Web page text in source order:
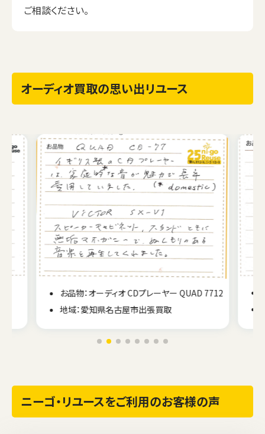
ご相談ください。
オーディオ買取の思い出リユース
お品物：オーディオ CDプレーヤー QUAD 7712
地域：愛知県名古屋市出張買取
ニーゴ・リユースをご利用のお客様の声